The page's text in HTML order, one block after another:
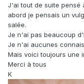
J'ai tout de suite pensé
abord je pensais un
salée.
Je n'ai pas beaucoup
Je n'ai aucunes
Mais voici toujours une
Merci à tous
K